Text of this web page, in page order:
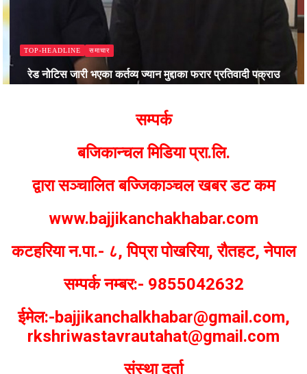
TOP-HEADLINE समाचार
रेड नोटिस जारी भएका कर्तव्य ज्यान मुद्दाका फरार प्रतिवादी पक्राउ
सम्पर्क
बजिकान्चल मिडिया प्रा.लि.
द्वारा सञ्चालित बज्जिकाञ्चल खबर डट कम
www.bajjikanchakhabar.com
कटहरिया न.पा.- ८, पिप्रा पोखरिया, रौतहट, नेपाल
सम्पर्क नम्बर:- 9855042632
ईमेल:-bajjikanchalkhabar@gmail.com,
rkshriwastavrautahat@gmail.com
संस्था दर्ता